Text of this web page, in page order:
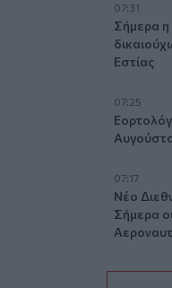
07:31
Σήμερα
Εστίας
07:25
07:17
Νέο
Σήμερα
07:10